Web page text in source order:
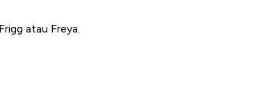
Frigg atau Freya.